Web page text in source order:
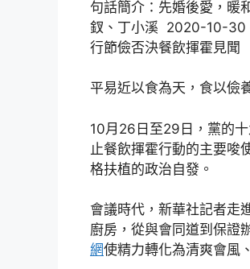
句話簡介：先婚後愛，暖
釵、丁小溪 2020-10-30
行節儉否決餐飲揮霍見聞
平易近以食為天，食以儉
10月26日至29日，黨的
止餐飲揮霍行動的主要唆
格扶植的政治自發。
會議時代，新華社記者走
廚房，從與會同道到保證
網使精力轉化為清爽會風